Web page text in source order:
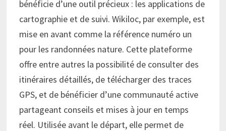
bénéficie d’une outil précieux : les applications de
cartographie et de suivi. Wikiloc, par exemple, est
mise en avant comme la référence numéro un
pour les randonnées nature. Cette plateforme
offre entre autres la possibilité de consulter des
itinéraires détaillés, de télécharger des traces
GPS, et de bénéficier d’une communauté active
partageant conseils et mises à jour en temps
réel. Utilisée avant le départ, elle permet de